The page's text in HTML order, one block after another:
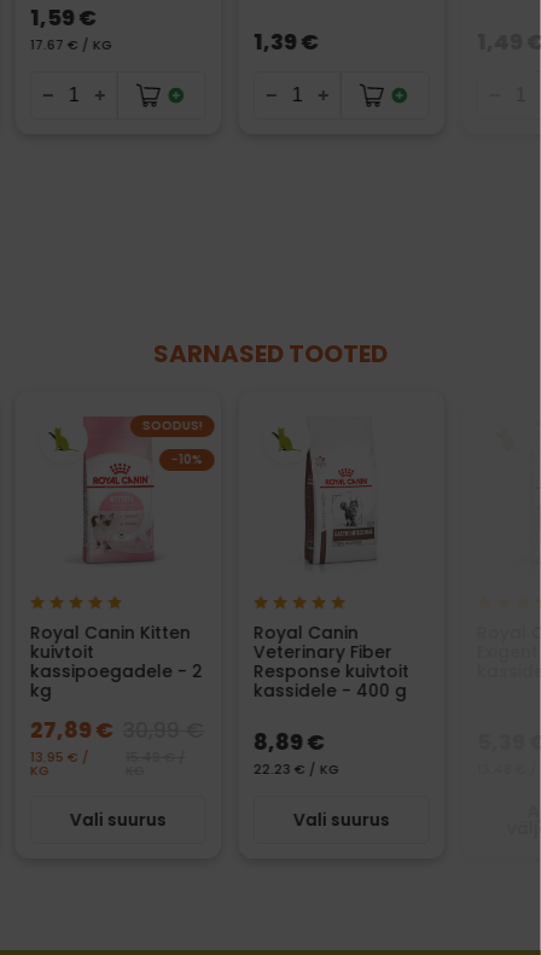
1,59 €
17.67 € / KG 1,39 € 1,49
SARNASED TOOTED
SOODUS!
−10%
Royal Canin Kitten
kuivtoit
kassipoegadele - 2
kg
27,89 €
13.95 € /
KG
Vali suurus
Royal Canin
Veterinary Fiber
Response kuivtoit
kassidele - 400 g
8,89 €
22.23 € / KG
Vali suurus